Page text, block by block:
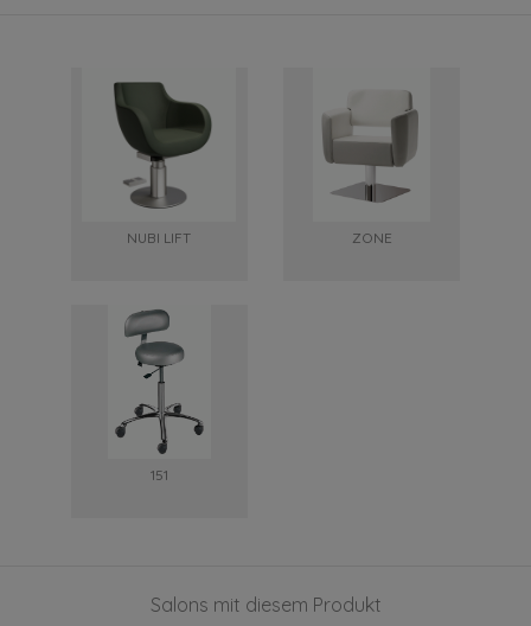
NUBI LIFT ZONE
151
Salons mit diesem Produkt